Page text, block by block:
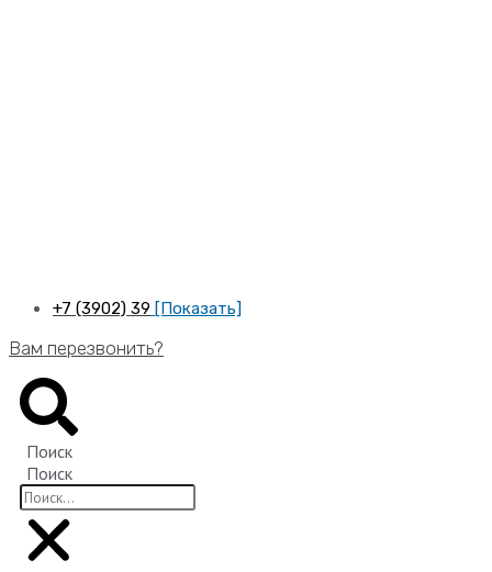
+7 (3902) 39 [Показать]
Вам перезвонить?
Поиск
Поиск